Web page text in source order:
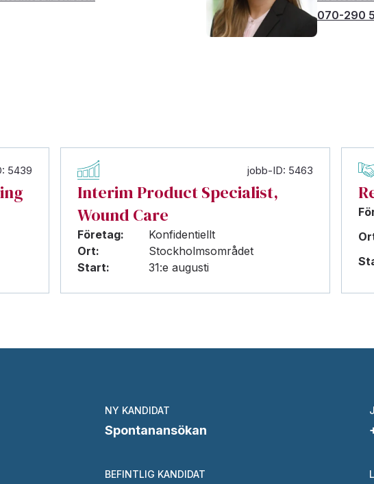
070-290
5439 jobb-ID: 5463
Interim Product Specialist,
Wound Care
Företag:
Konfidentiellt
Ort:
Stockholmsområdet
Start:
31:e augusti
NY KANDIDAT
Spontanansökan
BEFINTLIG KANDIDAT